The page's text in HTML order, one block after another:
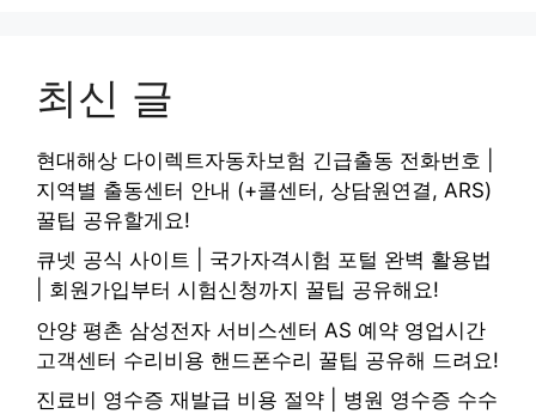
최신 글
현대해상 다이렉트자동차보험 긴급출동 전화번호 |
지역별 출동센터 안내 (+콜센터, 상담원연결, ARS)
꿀팁 공유할게요!
큐넷 공식 사이트 | 국가자격시험 포털 완벽 활용법
| 회원가입부터 시험신청까지 꿀팁 공유해요!
안양 평촌 삼성전자 서비스센터 AS 예약 영업시간
고객센터 수리비용 핸드폰수리 꿀팁 공유해 드려요!
진료비 영수증 재발급 비용 절약 | 병원 영수증 수수